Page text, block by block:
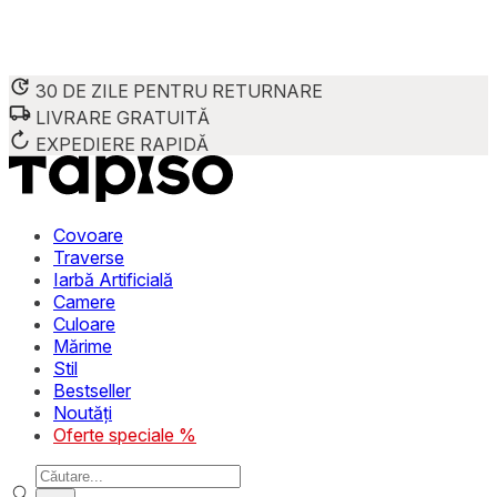
30 DE ZILE PENTRU RETURNARE
LIVRARE GRATUITĂ
EXPEDIERE RAPIDĂ
Covoare
Traverse
Iarbă Artificială
Camere
Culoare
Mărime
Stil
Bestseller
Noutăți
Oferte speciale %
Products search